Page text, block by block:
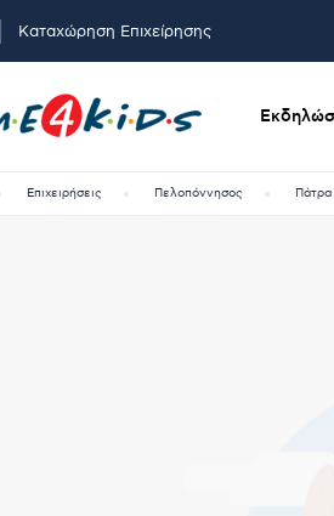
Καταχώρηση Επιχείρησης
Επιχειρήσεις Πελοπόννησος Πάτρα